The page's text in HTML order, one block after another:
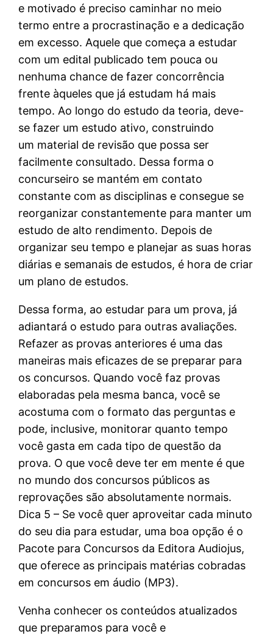
e motivado é preciso caminhar no meio
termo entre a procrastinação e a dedicação
em excesso. Aquele que começa a estudar
com um edital publicado tem pouca ou
nenhuma chance de fazer concorrência
frente àqueles que já estudam há mais
tempo. Ao longo do estudo da teoria, deve-
se fazer um estudo ativo, construindo
um material de revisão que possa ser
facilmente consultado. Dessa forma o
concurseiro se mantém em contato
constante com as disciplinas e consegue se
reorganizar constantemente para manter um
estudo de alto rendimento. Depois de
organizar seu tempo e planejar as suas horas
diárias e semanais de estudos, é hora de criar
um plano de estudos.
Dessa forma, ao estudar para um prova, já
adiantará o estudo para outras avaliações.
Refazer as provas anteriores é uma das
maneiras mais eficazes de se preparar para
os concursos. Quando você faz provas
elaboradas pela mesma banca, você se
acostuma com o formato das perguntas e
pode, inclusive, monitorar quanto tempo
você gasta em cada tipo de questão da
prova. O que você deve ter em mente é que
no mundo dos concursos públicos as
reprovações são absolutamente normais.
Dica 5 – Se você quer aproveitar cada minuto
do seu dia para estudar, uma boa opção é o
Pacote para Concursos da Editora Audiojus,
que oferece as principais matérias cobradas
em concursos em áudio (MP3).
Venha conhecer os conteúdos atualizados
que preparamos para você e